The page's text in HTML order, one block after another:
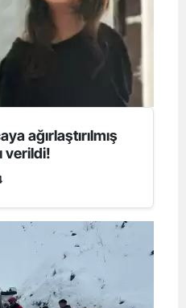
ağırlaştırılmış
verildi!